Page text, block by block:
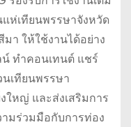
เทียนพรรษาจังหวัด
า ให้ใช้งานได้อย่าง
ทำคอนเทนต์ แชร์
เทียนพรรษา
หญ่ และส่งเสริมการ
มร่วมมือกับการท่อง